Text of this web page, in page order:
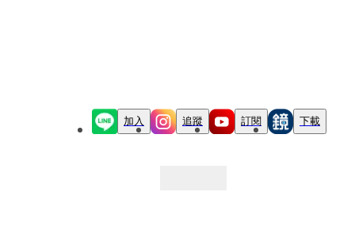
加入 追蹤 訂閱 下載